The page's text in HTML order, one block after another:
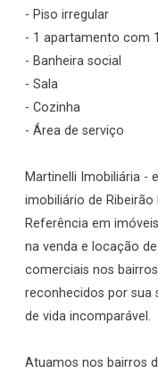
- Piso irregular
- 1 apartamento com
- Banheira social
- Sala
- Cozinha
- Área de serviço
Martinelli Imobiliária -
imobiliário de Ribeirão
Referência em
na venda e locação
comerciais nos
reconhecidos por sua
de vida incomparável.
Atuamos nos bairros